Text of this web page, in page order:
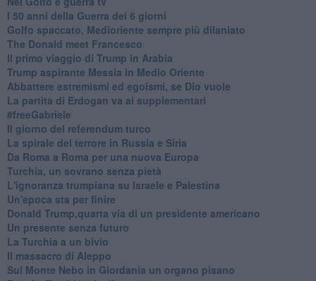
I 50 anni della Guerra dei 6 giorni
Golfo spaccato, Medioriente sempre più dilaniato
The Donald meet Francesco
Il primo viaggio di Trump in Arabia
Trump aspirante Messia in Medio Oriente
Abbattere estremismi ed egoismi, se Dio vuole
La partita di Erdogan va ai supplementari
#freeGabriele
Il giorno del referendum turco
La spirale del terrore in Russia e Siria
Da Roma a Roma per una nuova Europa
Turchia, un sovrano senza pietà
L'ignoranza trumpiana su Israele e Palestina
Un'epoca sta per finire
Donald Trump,quarta via di un presidente americano
Un presente senza futuro
La Turchia a un bivio
Il massacro di Aleppo
Sul Monte Nebo in Giordania un organo pisano